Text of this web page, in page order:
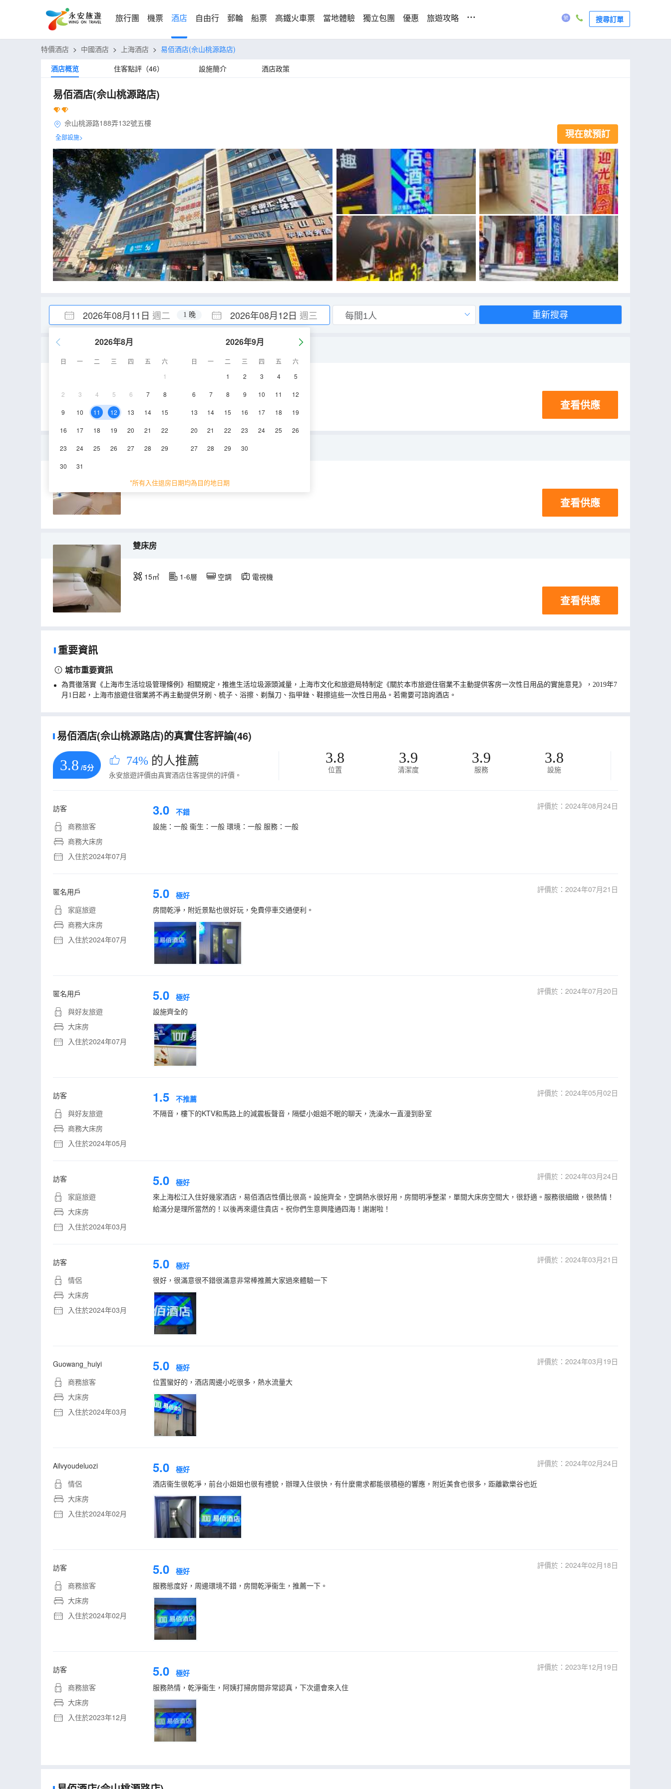
旅行團 機票 酒店 自由行 郵輪 船票 高鐵火車票 當地體驗 獨立包團 優惠 旅遊攻略 ... 搜尋訂單
特價酒店 > 中國酒店 > 上海酒店 > 易佰酒店(佘山桃源路店)
酒店概览
住客點評（46） 設施簡介 酒店政策
易佰酒店(佘山桃源路店)
佘山桃源路188弄132號五樓
全部設施> 現在就預訂
2026年08月11日 週二 2026年08月12日 週三
1 晚
2026年8月
日 一 二 三 四 五
六
1
2 3 4 5 6 7 8
9 10 11 12 13 14 15
16 17 18 19 20 21 22
23 24 25 26 27 28 29
30 31
2026年9月
日 一 二 三 四 五
六
1
2 3 4 5
6 7 8 9 10 11 12
13 14 15 16 17 18 19
20 21 22 23 24 25 26
27 28 29 30
*所有入住退房日期均為目的地日期
重新搜尋
電視機
查看供應
商務大床房
15㎡ 5層 空調
查看供應
雙床房
15㎡ 1-6層 空調 電視機
查看供應
重要資訊
城市重要資訊
為貫徹落實《上海市生活垃圾管理條例》相關規定，推進生活垃圾源頭減量，上海市文化和旅遊局特制定《關於本市旅遊住宿業不主動提供客房一次性日用品的實施意見》，2019年7
月1日起，上海市旅遊住宿業將不再主動提供牙刷、梳子、浴擦、剃鬚刀、指甲銼、鞋擦這些一次性日用品。若需要可諮詢酒店。
易佰酒店(佘山桃源路店)的真實住客評論(46)
3.8 /5分 74% 的人推薦
永安旅遊評價由真實酒店住客提供的評價。
3.8
位置
3.9
清潔度
3.9
服務
3.8
設施
訪客
商務旅客
商務大床房
入住於2024年07月
3.0 不錯
評價於：2024年08月24日
設施：一般 衞生：一般 環境：一般 服務：一般
匿名用戶
家庭旅遊
商務大床房
入住於2024年07月
5.0 極好
評價於：2024年07月21日
房間乾淨，附近景點也很好玩，免費停車交通便利。
匿名用戶
與好友旅遊
大床房
入住於2024年07月
5.0 極好
評價於：2024年07月20日
設施齊全的
訪客
與好友旅遊
商務大床房
入住於2024年05月
1.5 不推薦
評價於：2024年05月02日
不隔音，樓下的KTV和馬路上的減震板聲音，隔壁小姐姐不眠的聊天，洗澡水一直漫到卧室
訪客
家庭旅遊
大床房
入住於2024年03月
5.0 極好
評價於：2024年03月24日
來上海松江入住好幾家酒店，易佰酒店性價比很高。設施齊全，空調熱水很好用，房間明凈整潔，單間大床房空間大，很舒適。服務很細緻，很熱情！
給滿分是理所當然的！以後再來還住貴店。祝你們生意興隆通四海！謝謝啦！
訪客
情侶
大床房
入住於2024年03月
5.0 極好
評價於：2024年03月21日
很好，很滿意很不錯很滿意非常棒推薦大家過來體驗一下
Guowang_huiyi
商務旅客
大床房
入住於2024年03月
5.0 極好
評價於：2024年03月19日
位置蠻好的，酒店周邊小吃很多，熱水流量大
Ailvyoudeluozi
情侶
大床房
入住於2024年02月
5.0 極好
評價於：2024年02月24日
酒店衞生很乾凈，前台小姐姐也很有禮貌，辦理入住很快，有什麼需求都能很積極的響應，附近美食也很多，距離歡樂谷也近
訪客
商務旅客
大床房
入住於2024年02月
5.0 極好
評價於：2024年02月18日
服務態度好，周邊環境不錯，房間乾淨衞生，推薦一下。
訪客
商務旅客
大床房
入住於2023年12月
5.0 極好
評價於：2023年12月19日
服務熱情，乾淨衞生，阿姨打掃房間非常認真，下次還會來入住